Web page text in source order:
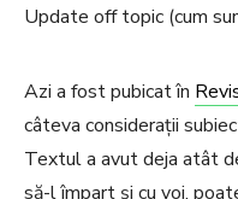
Update off topic (cum
Azi a fost pubicat în
câteva considerații
Textul a avut deja atât
să-l împart și cu voi,